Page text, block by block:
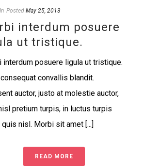
In Posted May 25, 2013
interdum posuere
ut tristique.
interdum posuere ligula ut tristique.
convallis blandit.
auctor, justo at molestie auctor,
pretium turpis, in luctus turpis
quis nisl. Morbi sit amet [...]
READ MORE